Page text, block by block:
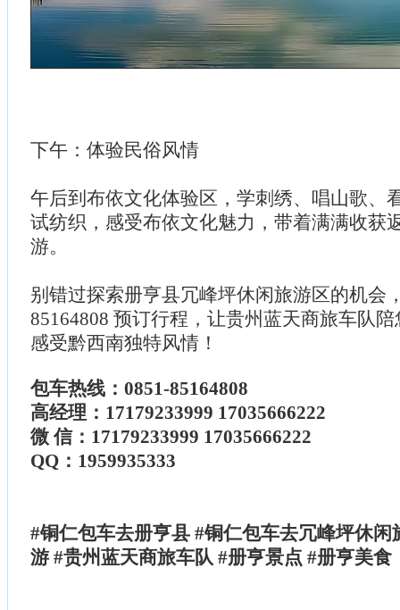
下午：体验民俗风情
午后到布依文化体验区，学刺绣、唱山歌、
试纺织，感受布依文化魅力，带着满满收获
游。
别错过探索册亨县冗峰坪休闲旅游区的机会
85164808 预订行程，让贵州蓝天商旅车队
感受黔西南独特风情！
包车热线：0851-85164808
高经理：17179233999 17035666222
微 信：17179233999 17035666222
QQ：1959935333
#铜仁包车去册亨县 #铜仁包车去冗峰坪休闲
游 #贵州蓝天商旅车队 #册亨景点 #册亨美食